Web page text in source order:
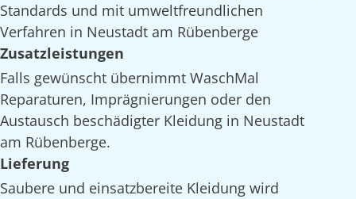
Standards und mit umweltfreundlichen
Verfahren in Neustadt am Rübenberge
Zusatzleistungen
Falls gewünscht übernimmt WaschMal
Reparaturen, Imprägnierungen oder den
Austausch beschädigter Kleidung in Neustadt
am Rübenberge.
Lieferung
Saubere und einsatzbereite Kleidung wird